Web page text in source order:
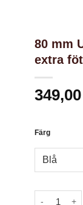
80 mm
extra
349,00
Färg